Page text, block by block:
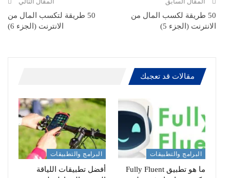
50 طريقة لكسب المال من
الانترنت (الجزء 5)
50 طريقة لتكسب المال من
الانترنت (الجزء 6)
مقالات قد تعجبك
البرامج والتطبيقات
ما هو تطبيق Fully Fluent
البرامج والتطبيقات
أفضل تطبيقات اللياقة